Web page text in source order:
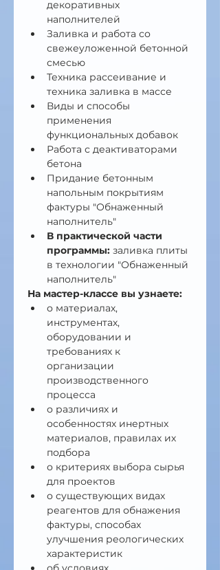
декоративных
наполнителей
Заливка и работа со
свежеуложенной бетонной
смесью
Техника рассеивание и
техника заливка в массе
Виды и способы
применения
функциональных добавок
Работа с деактиваторами
бетона
Придание бетонным
напольным покрытиям
фактуры "Обнаженный
наполнитель"
В практической части
программы: заливка плиты
в технологии "Обнаженный
наполнитель"
На мастер-классе вы узнаете:
о материалах,
инструментах,
оборудовании и
требованиях к
организации
производственного
процесса
о различиях и
особенностях инертных
материалов, правилах их
подбора
о критериях выбора сырья
для проектов
о существующих видах
реагентов для обнажения
фактуры, способах
улучшения реологических
характеристик